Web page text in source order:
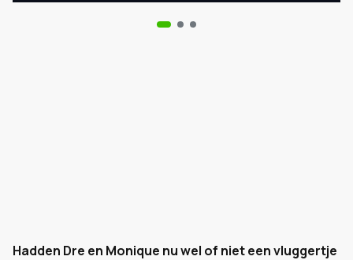
Hadden Dre en Monique nu wel of niet een vluggertje